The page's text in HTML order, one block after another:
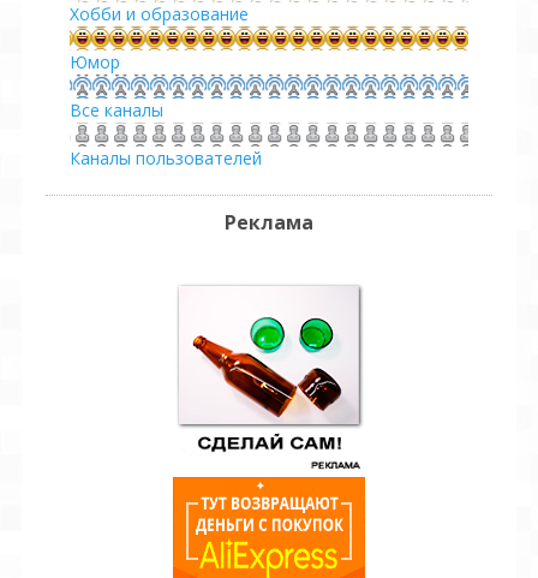
Хобби и образование
Юмор
Все каналы
Каналы пользователей
Реклама